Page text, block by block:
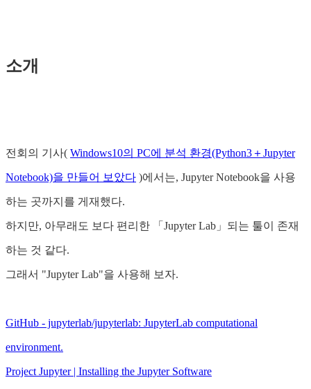
소개
전회의 기사( Windows10의 PC에 분석 환경(Python3＋Jupyter
Notebook)을 만들어 보았다 )에서는, Jupyter Notebook을 사용
하는 곳까지를 게재했다.
하지만, 아무래도 보다 편리한 「Jupyter Lab」되는 툴이 존재
하는 것 같다.
그래서 "Jupyter Lab"을 사용해 보자.
GitHub - jupyterlab/jupyterlab: JupyterLab computational
environment.
Project Jupyter | Installing the Jupyter Software